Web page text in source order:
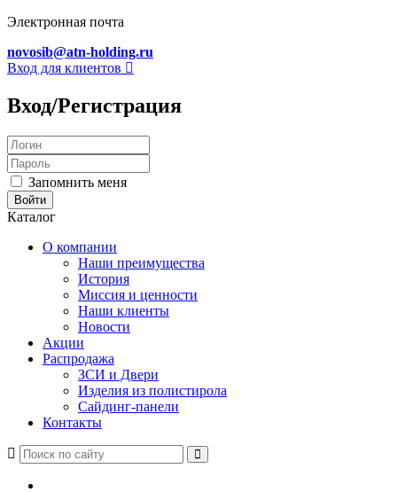
Электронная почта
novosib@atn-holding.ru
Вход для клиентов
Вход/Регистрация
Запомнить меня
Каталог
О компании
Наши преимущества
История
Миссия и ценности
Наши клиенты
Новости
Акции
Распродажа
ЗСИ и Двери
Изделия из полистирола
Сайдинг-панели
Контакты